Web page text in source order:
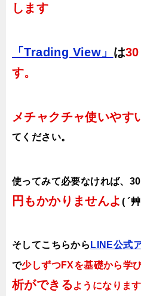
します
「Trading View」 は
す。
メチャクチャ使いやす
てください。
使ってみて必要なければ、
円もかかりませんよ ( ´
そしてこちらから LINE公式
で少しずつFXを基礎から学
析ができるようになります